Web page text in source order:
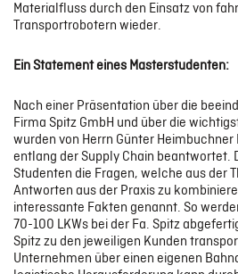
Materialfluss durch den Einsatz von
Transportrobotern wieder.
Ein Statement eines Masterstudenten:
Nach einer Präsentation über die
Firma Spitz GmbH und über die
wurden von Herrn Günter Heimbuchner
entlang der Supply Chain beantwortet.
Studenten die Fragen, welche aus der
Antworten aus der Praxis zu
interessante Fakten genannt. So
70-100 LKWs bei der Fa. Spitz
Spitz zu den jeweiligen Kunden
Unternehmen über einen eigenen